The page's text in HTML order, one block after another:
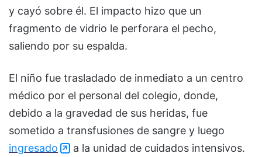
y cayó sobre él. El impacto hizo que un
fragmento de vidrio le perforara el pecho,
saliendo por su espalda.
El niño fue trasladado de inmediato a un centro
médico por el personal del colegio, donde,
debido a la gravedad de sus heridas, fue
sometido a transfusiones de sangre y luego
ingresado
a la unidad de cuidados intensivos.